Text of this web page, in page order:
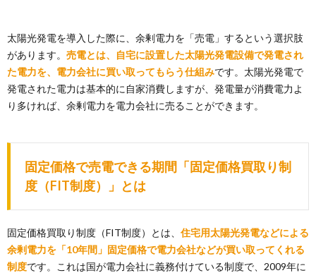
太陽光発電を導入した際に、余剰電力を「売電」するという選択肢
があります。 売電とは、自宅に設置した太陽光発電設備で発電され
た電力を、電力会社に買い取ってもらう仕組みです。太陽光発電で
発電された電力は基本的に自家消費しますが、発電量が消費電力よ
り多ければ、余剰電力を電力会社に売ることができます。
固定価格で売電できる期間「固定価格買取り制
度（FIT制度）」とは
固定価格買取り制度（FIT制度）とは、 住宅用太陽光発電などによる
余剰電力を「10年間」固定価格で電力会社などが買い取ってくれる
制度です。これは国が電力会社に義務付けている制度で、2009年に